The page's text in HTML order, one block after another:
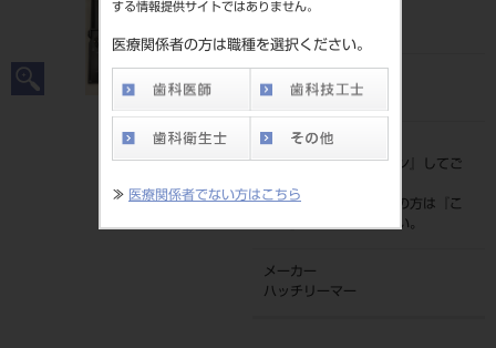
する情報提供サイトではありません。
医療関係者の方は職種を選択ください。
≫ 医療関係者でない方はこちら
品目コード
4560266550214
標準価格
価格の確認は『ログイン
』してご
ネット会員登録がまだの方は『
こ
ちら』より登録ください。
メーカー
ハッチリーマー